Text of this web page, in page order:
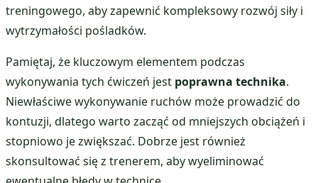
treningowego, aby zapewnić kompleksowy rozwój siły i
wytrzymałości pośladków.
Pamiętaj, że kluczowym elementem podczas
wykonywania tych ćwiczeń jest poprawna technika.
Niewłaściwe wykonywanie ruchów może prowadzić do
kontuzji, dlatego warto zacząć od mniejszych obciążeń i
stopniowo je zwiększać. Dobrze jest również
skonsultować się z trenerem, aby wyeliminować